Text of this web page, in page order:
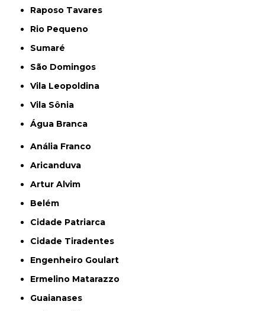
Raposo Tavares
Rio Pequeno
Sumaré
São Domingos
Vila Leopoldina
Vila Sônia
Água Branca
Anália Franco
Aricanduva
Artur Alvim
Belém
Cidade Patriarca
Cidade Tiradentes
Engenheiro Goulart
Ermelino Matarazzo
Guaianases